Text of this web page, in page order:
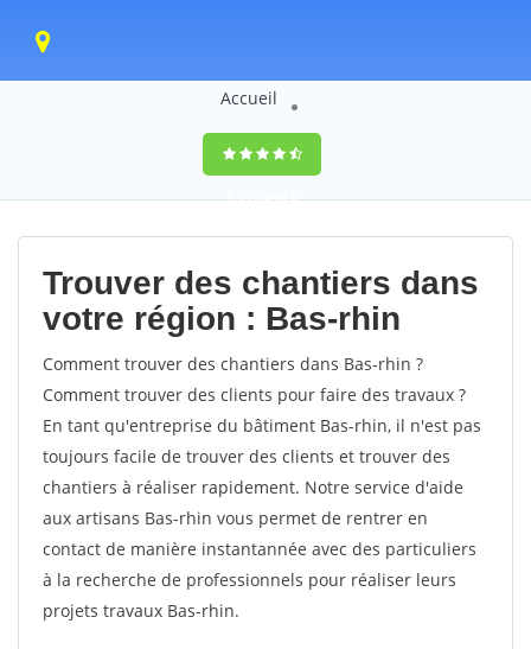
Accueil
9,5(100%)0
votes
Trouver des chantiers dans
votre région : Bas-rhin
Comment trouver des chantiers dans Bas-rhin ?
Comment trouver des clients pour faire des travaux ?
En tant qu'entreprise du bâtiment Bas-rhin, il n'est pas
toujours facile de trouver des clients et trouver des
chantiers à réaliser rapidement. Notre service d'aide
aux artisans Bas-rhin vous permet de rentrer en
contact de manière instantannée avec des particuliers
à la recherche de professionnels pour réaliser leurs
projets travaux Bas-rhin.